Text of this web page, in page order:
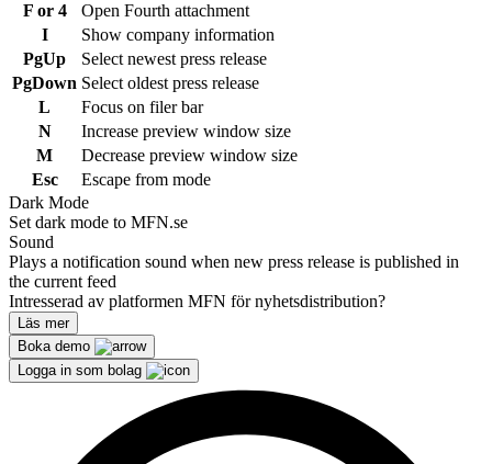
F or 4
Open Fourth attachment
I
Show company information
PgUp
Select newest press release
PgDown Select oldest press release
L
Focus on filer bar
N
Increase preview window size
M
Decrease preview window size
Esc
Escape from mode
Dark Mode
Set dark mode to MFN.se
Sound
Plays a notification sound when new press release is published in
the current feed
Intresserad av platformen MFN för nyhetsdistribution?
Läs mer
Boka demo
Logga in som bolag